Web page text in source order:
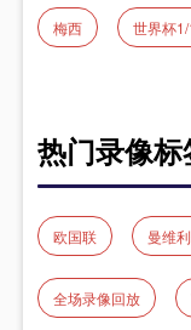
梅西 世界杯
热门录像标
欧国联 曼维
全场录像回放